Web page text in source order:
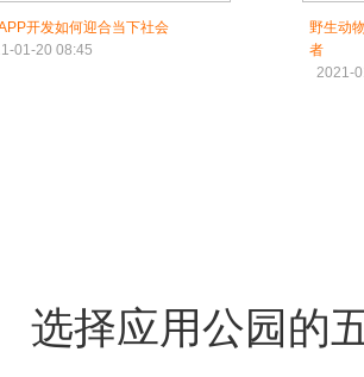
开发如何迎合当下社会
01-20 08:45
野生动
者
2021-
选择应用公园的